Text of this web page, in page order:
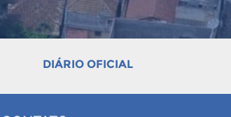
DIÁRIO OFICIAL